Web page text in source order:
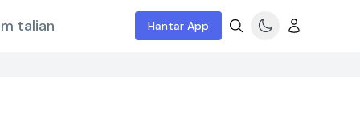
talian Hantar App